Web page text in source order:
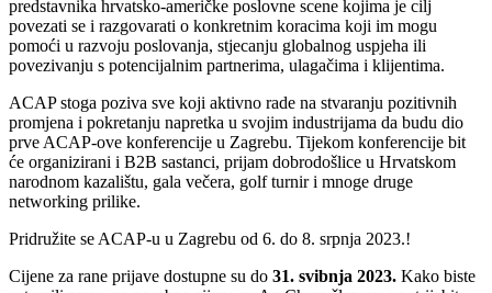
predstavnika hrvatsko-američke poslovne scene kojima je cilj
povezati se i razgovarati o konkretnim koracima koji im mogu
pomoći u razvoju poslovanja, stjecanju globalnog uspjeha ili
povezivanju s potencijalnim partnerima, ulagačima i klijentima.
ACAP stoga poziva sve koji aktivno rade na stvaranju pozitivnih
promjena i pokretanju napretka u svojim industrijama da budu dio
prve ACAP-ove konferencije u Zagrebu. Tijekom konferencije bit
će organizirani i B2B sastanci, prijam dobrodošlice u Hrvatskom
narodnom kazalištu, gala večera, golf turnir i mnoge druge
networking prilike.
Pridružite se ACAP-u u Zagrebu od 6. do 8. srpnja 2023.!
Cijene za rane prijave dostupne su do 31. svibnja 2023. Kako biste